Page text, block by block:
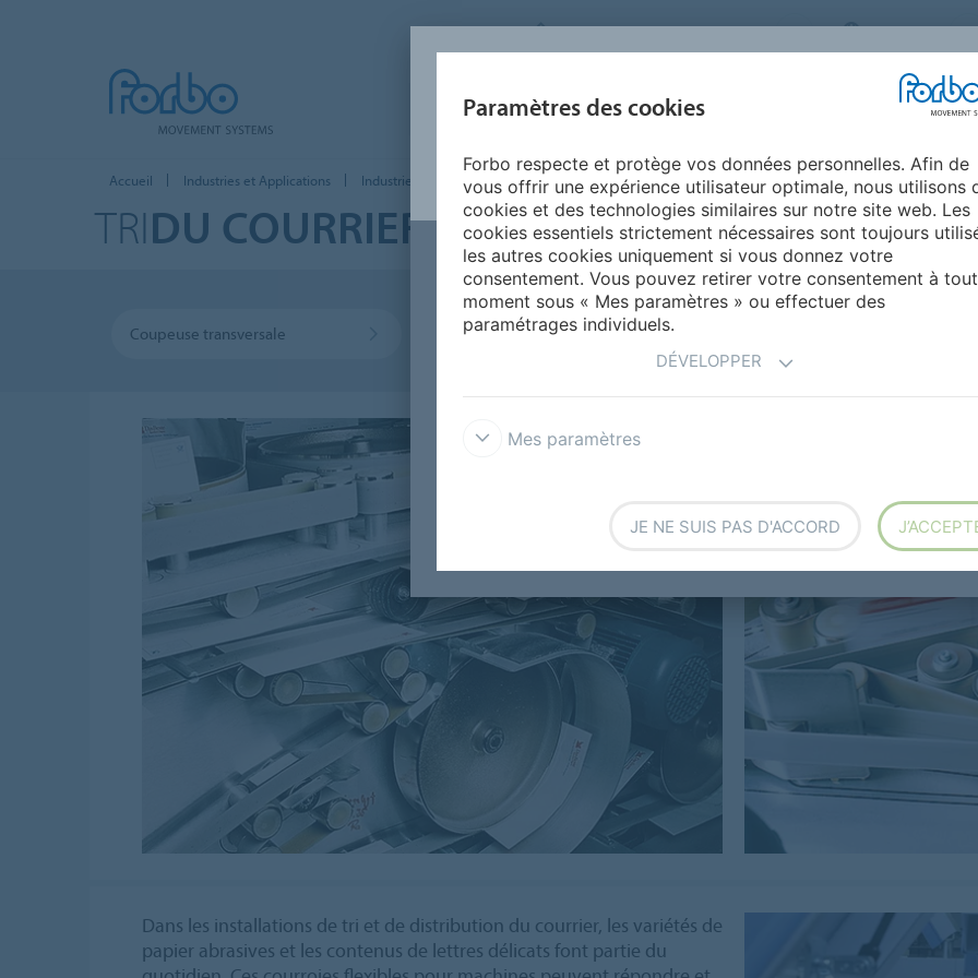
FORBO MOVEMENT SYSTEMS FRANCE
ACCUEIL PRODUITS
INDUSTRIES ET
APPLICATIONS
Accueil Industries et Applications Industrie papetière Tri du courrier
TRIDU COURRIER
Coupeuse transversale Tri du courrier
Dans les installations de tri et de distribution du courrier, les variétés de
papier abrasives et les contenus de lettres délicats font partie du
Paramètres des cookies
Forbo respecte et protège vos données personnelles. Afin de
vous offrir une expérience utilisateur optimale, nous utilisons
cookies et des technologies similaires sur notre site web. Les
cookies essentiels strictement nécessaires sont toujours
les autres cookies uniquement si vous donnez votre
consentement. Vous pouvez retirer votre consentement à tout
moment sous « Mes paramètres » ou effectuer des
paramétrages individuels.
DÉVELOPPER
Mes paramètres
JE NE SUIS PAS D'ACCORD